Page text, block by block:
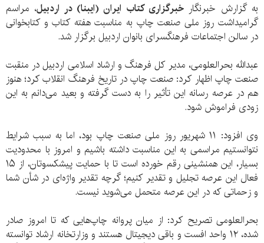
به گزارش خبرنگار خبرگزاری کتاب ایران (ایبنا) در اردبیل، مراسم
گرامیداشت روز ملی صنعت چاپ به مناسبت هفته کتاب و کتابخوانی
در سالن اجتماعات فرهنگسرای بانوان اردبیل برگزار شد.
عبدالله بحرالعلومی، مدیر کل فرهنگ و ارشاد اسلامی اردبیل در منقبت
صنعت چاپ اظهار کرد: صنعت چاپ در تاریخ فرهنگ انقلاب کرد؛ هنوز
هم در عرصه رسانه این تأثیر را به دست گرفته و بعید می‌دانم به این
زودی فراموش شود.
وی افزود: ۱۱ شهریور روز ملی صنعت چاپ بود، اما به سبب شرایط
نتوانستیم مراسمی به این مناسبت داشته باشیم و امروز با محدودیت
بسیار، این همنشینی رقم خورده است تا با حمایت پیشکسوتان، از ۱۵
فعال این عرصه تجلیل و تقدیر ‌کنیم؛ گرچه تقدیر واژه‌ای در شأن شما
و زحماتی که در این عرصه متحمل می‌شوید نیست.
بحرالعلومی تصریح کرد: از میان پروانه‌ چاپ‌هایی که تا امروز صادر
شده، ۱۲ واحد افست و باقی دیجیتال هستند و وزارتخانه ارشاد توانسته